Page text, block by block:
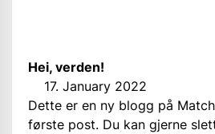
Hei, verden!
17. January 2022
Dette er en ny blogg på
første post. Du kan gjerne